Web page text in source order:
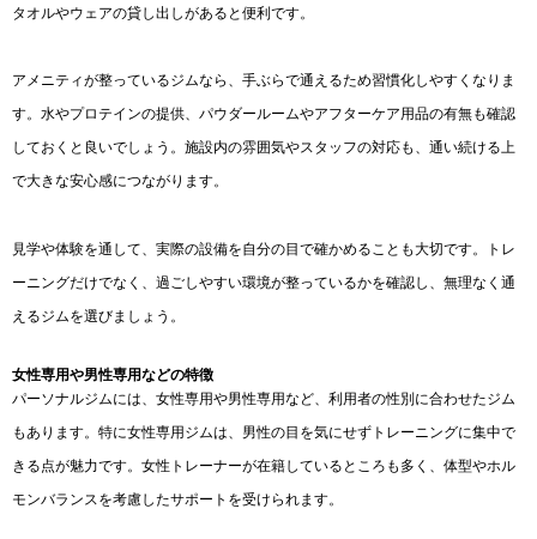
タオルやウェアの貸し出しがあると便利です。
アメニティが整っているジムなら、手ぶらで通えるため習慣化しやすくなりま
す。水やプロテインの提供、パウダールームやアフターケア用品の有無も確認
しておくと良いでしょう。施設内の雰囲気やスタッフの対応も、通い続ける上
で大きな安心感につながります。
見学や体験を通して、実際の設備を自分の目で確かめることも大切です。トレ
ーニングだけでなく、過ごしやすい環境が整っているかを確認し、無理なく通
えるジムを選びましょう。
女性専用や男性専用などの特徴
パーソナルジムには、女性専用や男性専用など、利用者の性別に合わせたジム
もあります。特に女性専用ジムは、男性の目を気にせずトレーニングに集中で
きる点が魅力です。女性トレーナーが在籍しているところも多く、体型やホル
モンバランスを考慮したサポートを受けられます。